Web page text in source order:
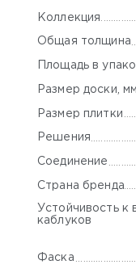
Коллекция
Общая толщина
Площадь в
Размер доски, мм
Размер плитки
Решения
Соединение
Страна бренда
Устойчивость к
каблуков
Фаска